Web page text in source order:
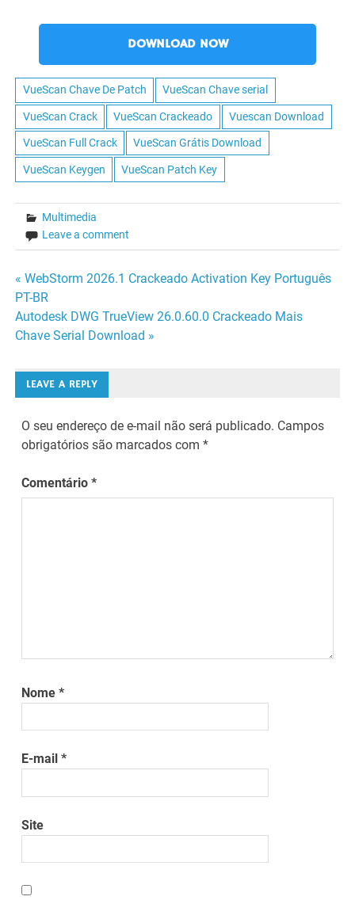
DOWNLOAD NOW
VueScan Chave De Patch VueScan Chave serial
VueScan Crack VueScan Crackeado Vuescan Download​
VueScan Full Crack VueScan Grátis Download
VueScan Keygen VueScan Patch Key
Multimedia
Leave a comment
Navegação
de
Post
« WebStorm 2026.1 Crackeado Activation Key Português
PT-BR
Autodesk DWG TrueView 26.0.60.0 Crackeado Mais
Chave Serial Download »
LEAVE A REPLY
O seu endereço de e-mail não será publicado. Campos
obrigatórios são marcados com*
Comentário*
Nome*
E-mail*
Site